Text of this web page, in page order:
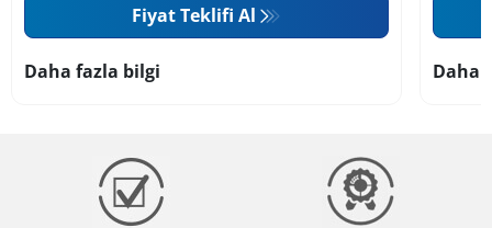
Fiyat Teklifi Al
Daha fazla bilgi Daha